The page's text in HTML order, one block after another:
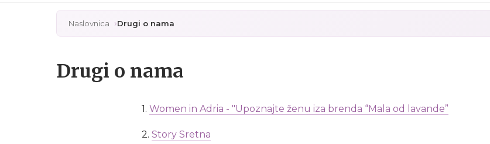
Naslovnica Drugi o nama
Drugi o nama
1. Women in Adria - "Upoznajte ženu iza brenda “Mala od lavande”
2. Story Sretna